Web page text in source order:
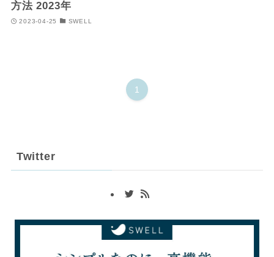
方法 2023年
2023-04-25 SWELL
1
Twitter